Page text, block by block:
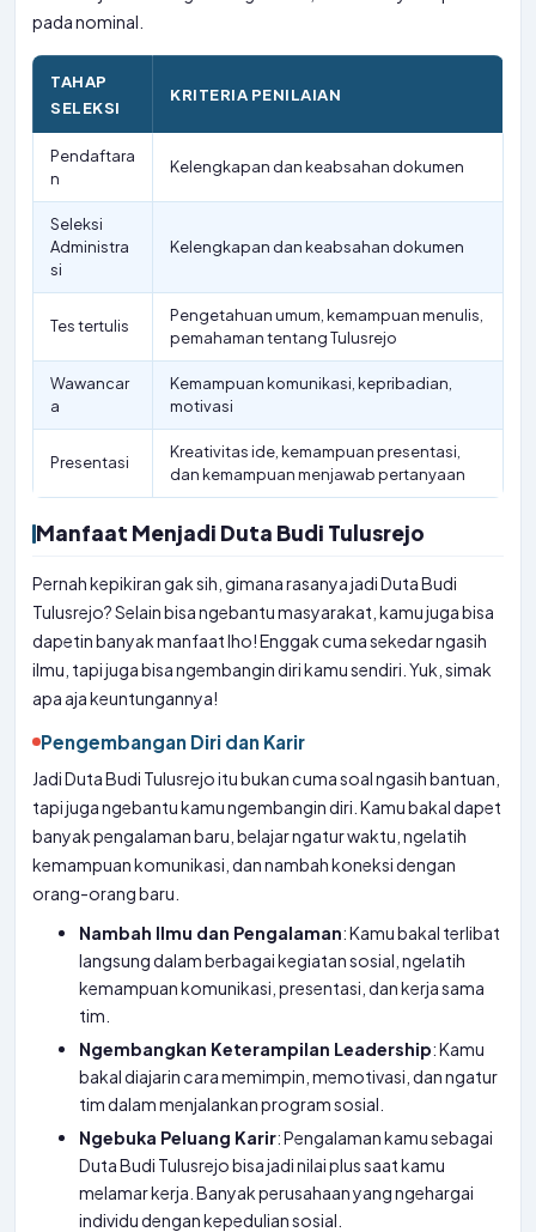
pada nominal.
TAHAP
SELEKSI
KRITERIA PENILAIAN
Pendaftara
n
Kelengkapan dan keabsahan dokumen
Seleksi
Administra
si
Kelengkapan dan keabsahan dokumen
Tes tertulis
Pengetahuan umum, kemampuan menulis,
pemahaman tentang Tulusrejo
Wawancar
a
Kemampuan komunikasi, kepribadian,
motivasi
Presentasi
Kreativitas ide, kemampuan presentasi,
dan kemampuan menjawab pertanyaan
Manfaat Menjadi Duta Budi Tulusrejo
Pernah kepikiran gak sih, gimana rasanya jadi Duta Budi
Tulusrejo? Selain bisa ngebantu masyarakat, kamu juga bisa
dapetin banyak manfaat lho! Enggak cuma sekedar ngasih
ilmu, tapi juga bisa ngembangin diri kamu sendiri. Yuk, simak
apa aja keuntungannya!
Pengembangan Diri dan Karir
Jadi Duta Budi Tulusrejo itu bukan cuma soal ngasih bantuan,
tapi juga ngebantu kamu ngembangin diri. Kamu bakal dapet
banyak pengalaman baru, belajar ngatur waktu, ngelatih
kemampuan komunikasi, dan nambah koneksi dengan
orang-orang baru.
Nambah Ilmu dan Pengalaman: Kamu bakal terlibat
langsung dalam berbagai kegiatan sosial, ngelatih
kemampuan komunikasi, presentasi, dan kerja sama
tim.
Ngembangkan Keterampilan Leadership: Kamu
bakal diajarin cara memimpin, memotivasi, dan ngatur
tim dalam menjalankan program sosial.
Ngebuka Peluang Karir: Pengalaman kamu sebagai
Duta Budi Tulusrejo bisa jadi nilai plus saat kamu
melamar kerja. Banyak perusahaan yang ngehargai
individu dengan kepedulian sosial.